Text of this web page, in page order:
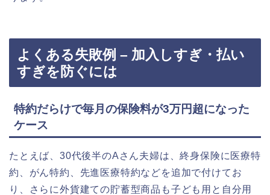
よくある失敗例 – 加入しすぎ・払い
すぎを防ぐには
特約だらけで毎月の保険料が3万円超になった
ケース
たとえば、30代後半のAさん夫婦は、終身保険に医療特
約、がん特約、先進医療特約などを追加で付けてお
り、さらに外貨建ての貯蓄型商品も子ども用と自分用